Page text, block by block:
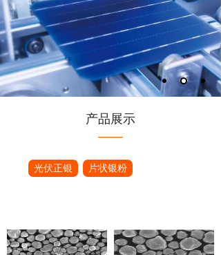
产品展示
——
光伏正银 片状银粉